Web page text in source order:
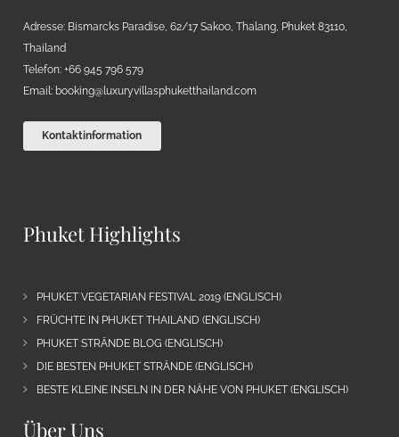
Adresse: Bismarcks Paradise, 62/17 Sakoo, Thalang, Phuket 83110,
Thailand
Telefon: +66 945 796 579
Email: booking@luxuryvillasphuketthailand.com
Kontaktinformation
Phuket Highlights
PHUKET VEGETARIAN FESTIVAL 2019 (ENGLISCH)
FRÜCHTE IN PHUKET THAILAND (ENGLISCH)
PHUKET STRÄNDE BLOG (ENGLISCH)
DIE BESTEN PHUKET STRÄNDE (ENGLISCH)
BESTE KLEINE INSELN IN DER NÄHE VON PHUKET (ENGLISCH)
Über Uns